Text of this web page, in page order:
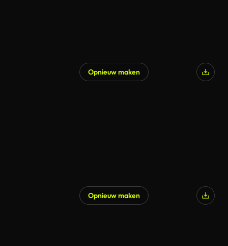
Opnieuw maken
Opnieuw maken